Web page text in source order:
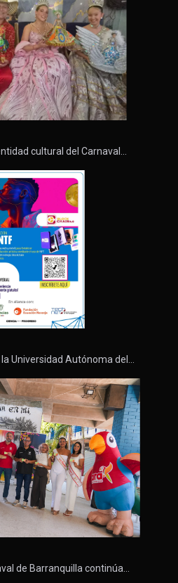
cultural del Carnaval…
Universidad Autónoma del…
de Barranquilla continúa…